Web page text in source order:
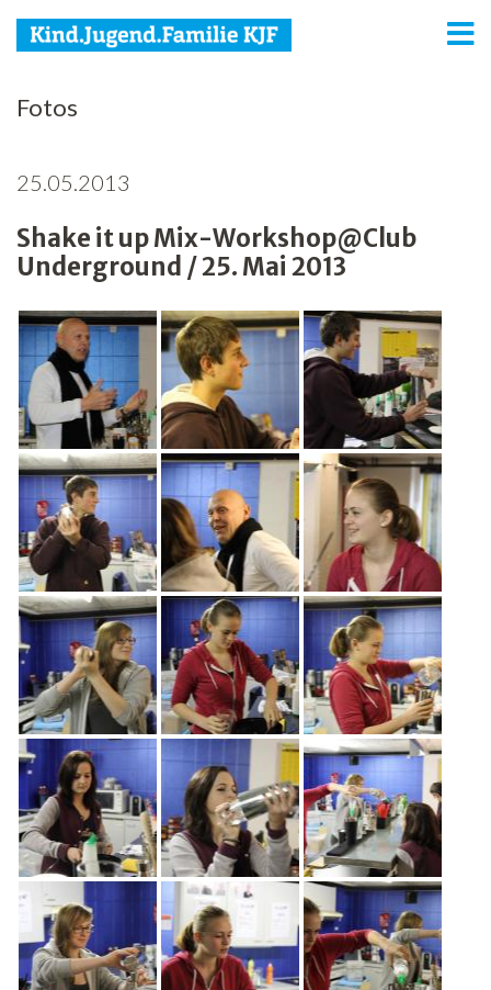
KJF
Jugend
Familie
Agenda
Netzwerk
Spenden
Jobs
Freiwilligenarbeit
News
Newsletter
Fotos
25.05.2013
Shake it up Mix-Workshop@Club
Underground / 25. Mai 2013